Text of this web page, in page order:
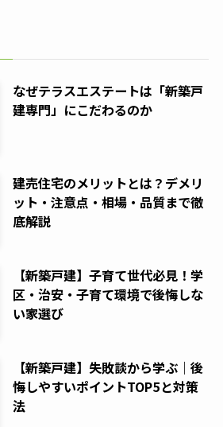
なぜテラスエステートは「新築戸
建専門」にこだわるのか
建売住宅のメリットとは？デメリ
ット・注意点・相場・品質まで徹
底解説
【新築戸建】子育て世代必見！学
区・治安・子育て環境で後悔しな
い家選び
【新築戸建】失敗談から学ぶ｜後
悔しやすいポイントTOP5と対策
法